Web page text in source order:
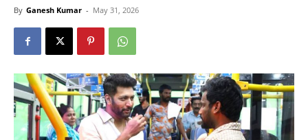
By Ganesh Kumar - May 31, 2026